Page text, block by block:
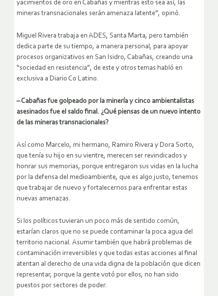
yacimientos de oro en Cabañas y mientras esto sea así, las
mineras transnacionales serán amenaza latente”, opinó.
Miguel Rivera trabaja en ADES, Santa Marta, pero también
dedica parte de su tiempo, a manera personal, para apoyar
procesos organizativos en San Isidro, Cabañas, creando una
“sociedad en resistencia”, de este y otros temas habló en
exclusiva a Diario Co Latino.
– Cabañas fue golpeado por la minería y cinco ambientalistas
asesinados fue el saldo final. ¿Qué piensas de un nuevo intento
de las mineras transnacionales?
Así como Marcelo, mi hermano, Ramiro Rivera y Dora Sorto,
que tenía su hijo en su vientre, merecen ser revindicados y
honrar sus memorias, porque entregaron sus vidas en la lucha
por la defensa del medioambiente, que es algo justo, tenemos
que trabajar de nuevo y fortalecernos para enfrentar estas
nuevas amenazas.
Si los políticos tuvieran un poco más de sentido común,
estarían claros que no se puede contaminar la poca agua del
territorio nacional. Asumir también que habrá problemas de
contaminación irreversibles y que todas estas acciones al final
atentan al derecho de una vida digna de la población que dicen
representar, porque la gente votó por ellos, no han sido
puestos por sectores de poder.